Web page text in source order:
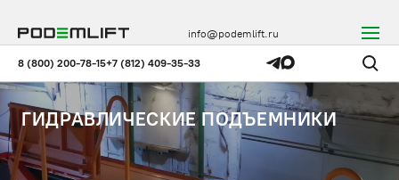
8 (800) 200-78-15+7 (812) 409-35-33
info@podemlift.ru
ГИДРАВЛИЧЕСКИЕ ПОДЪЕМНИКИ